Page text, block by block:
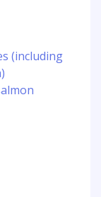
(including